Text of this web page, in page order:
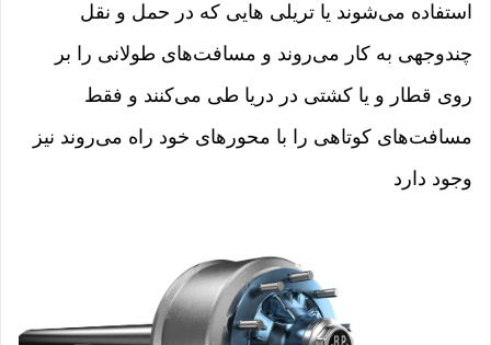
استفاده می‌شوند یا تریلی هایی که در حمل و نقل
چندوجهی به کار می‌روند و مسافت‌های طولانی را بر
روی قطار و یا کشتی در دریا طی می‌کنند و فقط
مسافت‌های کوتاهی را با محورهای خود راه می‌روند نیز
وجود دارد